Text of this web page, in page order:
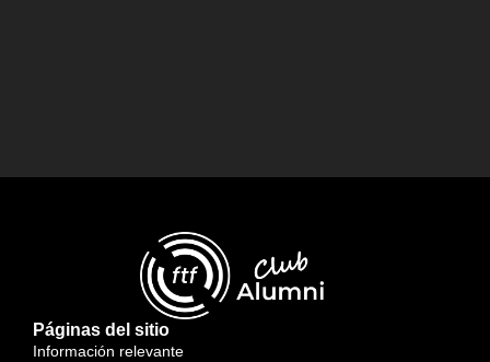
Páginas del sitio
Información relevante